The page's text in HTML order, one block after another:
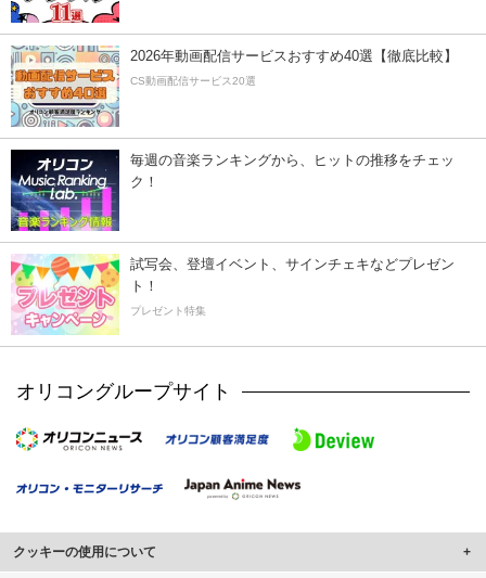
2026年動画配信サービスおすすめ40選【徹底比較】
CS動画配信サービス20選
毎週の音楽ランキングから、ヒットの推移をチェッ
ク！
試写会、登壇イベント、サインチェキなどプレゼン
ト！
プレゼント特集
オリコングループサイト
クッキーの使用について